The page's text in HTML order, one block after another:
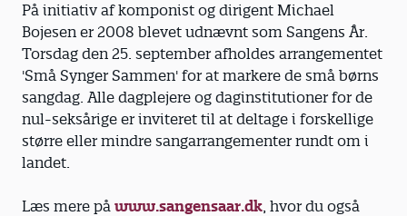
På initiativ af komponist og dirigent Michael
Bojesen er 2008 blevet udnævnt som Sangens År.
Torsdag den 25. september afholdes arrangementet
'Små Synger Sammen' for at markere de små børns
sangdag. Alle dagplejere og daginstitutioner for de
nul-seksårige er inviteret til at deltage i forskellige
større eller mindre sangarrangementer rundt om i
landet.
Læs mere på www.sangensaar.dk, hvor du også